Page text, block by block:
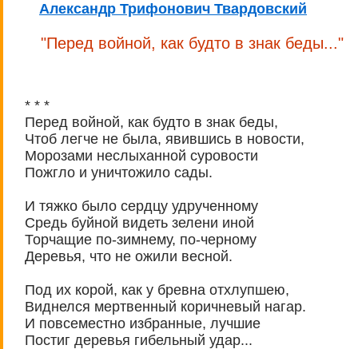
Александр Трифонович Твардовский
"Перед войной, как будто в знак беды..."
* * *
Перед войной, как будто в знак беды,
Чтоб легче не была, явившись в новости,
Морозами неслыханной суровости
Пожгло и уничтожило сады.
И тяжко было сердцу удрученному
Средь буйной видеть зелени иной
Торчащие по-зимнему, по-черному
Деревья, что не ожили весной.
Под их корой, как у бревна отхлупшею,
Виднелся мертвенный коричневый нагар.
И повсеместно избранные, лучшие
Постиг деревья гибельный удар...